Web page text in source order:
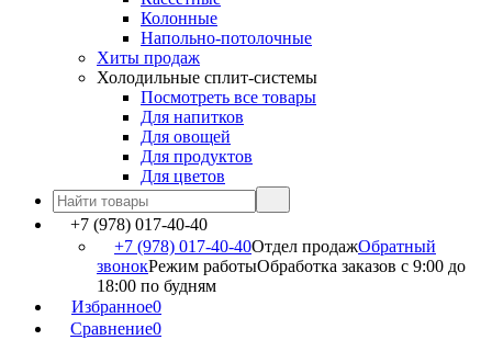
Колонные
Напольно-потолочные
Хиты продаж
Холодильные сплит-системы
Посмотреть все товары
Для напитков
Для овощей
Для продуктов
Для цветов
+7 (978) 017-40-40
+7 (978) 017-40-40Отдел продажОбратный
звонокРежим работыОбработка заказов с 9:00 до
18:00 по будням
Избранное0
Сравнение0